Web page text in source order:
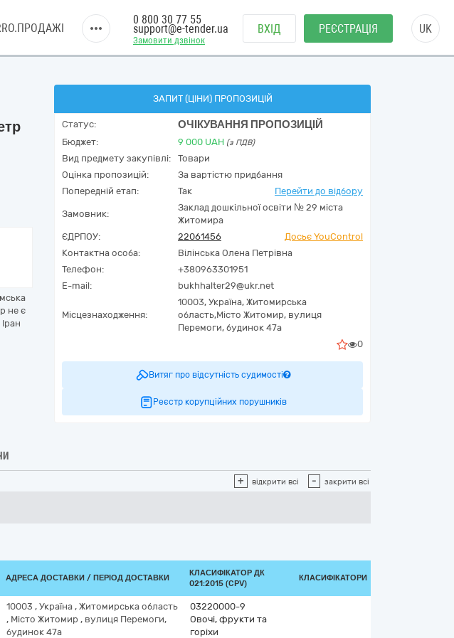
Замовити дзвінок
0 800 30 77 55
support@e-tender.ua ВХІД РЕЄСТРАЦІЯ UK
не є
ЗАПИТ (ЦІНИ) ПРОПОЗИЦІЙ
Статус: ОЧІКУВАННЯ ПРОПОЗИЦІЙ
Бюджет: 9 000 UAH (з ПДВ)
Вид предмету закупівлі:
Товари
Оцінка пропозицій:
За вартістю придбання
Попередній етап:
Так Перейти до відбору
Замовник:
Заклад дошкільної освіти № 29 міста
Житомира
ЄДРПОУ:
22061456
Досьє YouControl
Контактна особа:
Вілінська Олена Петрівна
Телефон:
+380963301951
E-mail:
bukhhalter29@ukr.net
Місцезнаходження:
10003, Україна, Житомирська
область,Місто Житомир, вулиця
Перемоги, будинок 47а
0
Витяг про відсутність судимості
Реєстр корупційних порушників
+ відкрити всі - закрити всі
АДРЕСА ДОСТАВКИ / ПЕРІОД ДОСТАВКИ
КЛАСИФІКАТОР ДК
021:2015 (CPV)
КЛАСИФІКАТОРИ
10003 , Україна , Житомирська область
, Місто Житомир , вулиця Перемоги,
будинок 47а
03220000-9
Овочі, фрукти та
горіхи